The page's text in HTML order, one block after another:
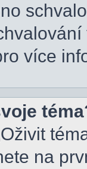
více
na